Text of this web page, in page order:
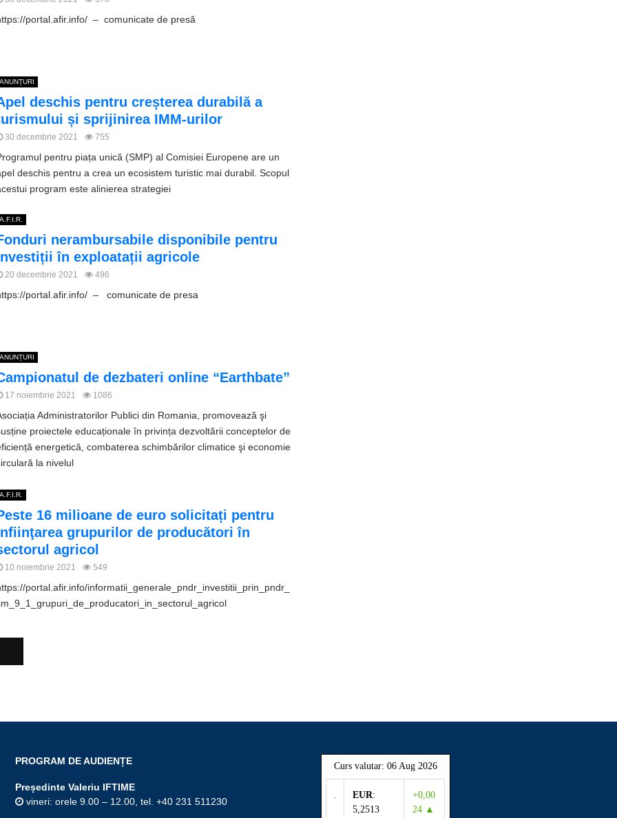
portal.afir.info/ – comunicate de presă
ANUNȚURI
deschis pentru creșterea durabilă a
și sprijinirea IMM-urilor
30 decembrie 2021 755
pentru piața unică (SMP) al Comisiei Europene are un
deschis pentru a crea un ecosistem turistic mai durabil. Scopul
program este alinierea strategiei
A.F.I.R.
nerambursabile disponibile pentru
în exploatații agricole
20 decembrie 2021 496
portal.afir.info/ – comunicate de presa
ANUNȚURI
de dezbateri online “Earthbate”
17 noiembrie 2021 1086
Administratorilor Publici din Romania, promovează şi
proiectele educaționale în privința dezvoltării conceptelor de
energetică, combaterea schimbărilor climatice şi economie
la nivelul
A.F.I.R.
16 milioane de euro solicitați pentru
grupurilor de producători în
agricol
10 noiembrie 2021 549
portal.afir.info/informatii_generale_pndr_investitii_prin_pndr_
PROGRAM DE AUDIENȚE
Președinte Valeriu IFTIME
vineri: orele 9.00 – 12.00, tel. +40 231 511230
Curs valutar: 06 Aug 2026
EUR:
5,2513
+0,00
24 ▲